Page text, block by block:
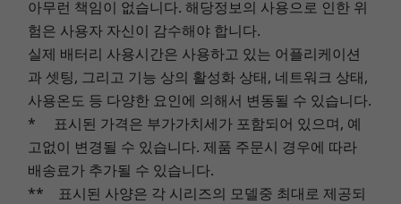
탁월한 멀티태스킹
스마트 전원의 적응형 성능으로 더욱 강력해진 최
신 AMD 프로세서의 성능과 풍부한 메모리 덕분에
이동 중에도 매일 여러 애플리케이션에서 동시에
막힘없이 스마트하게 작업할 수 있습니다. 풍부한
SSD 스토리지로 대용량 미디어 라이브러리를 빠르
게 저장하고 액세스할 수 있습니다.
디스플레이
Up to 15.6” FHD (1920 x 1080) IPS, 300 nits, 45% NTSC,
Anti-glare, Non-touch
크기(높이 x 가로 x 세로)
17.9mm x 359.3mm x 235mm / 0.70” x 14.15” x 9.25”
무게
최소 무게 1.62kg / 3.57lbs
Explore All Laptops
아무런 책임이 없습니다. 해당정보의 사용으로 인한 위
험은 사용자 자신이 감수해야 합니다.
실제 배터리 사용시간은 사용하고 있는 어플리케이션
과 셋팅, 그리고 기능 상의 활성화 상태, 네트워크 상태,
사용온도 등 다양한 요인에 의해서 변동될 수 있습니다.
* 표시된 가격은 부가가치세가 포함되어 있으며, 예
고없이 변경될 수 있습니다. 제품 주문시 경우에 따라
배송료가 추가될 수 있습니다.
** 표시된 사양은 각 시리즈의 모델중 최대로 제공되